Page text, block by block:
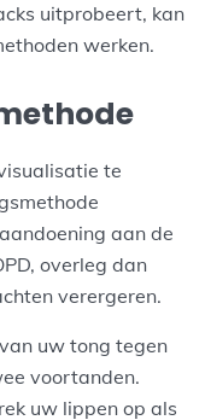
uitprobeert, kan
werken.
te
aan de
overleg dan
verergeren.
uw tong tegen
voortanden.
uw lippen op als